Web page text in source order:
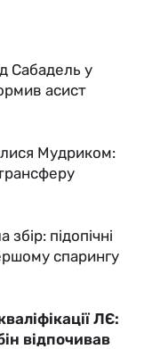
Сабадель у
асист
Мудриком:
підопічні
спарингу
ЛЄ:
відпочивав